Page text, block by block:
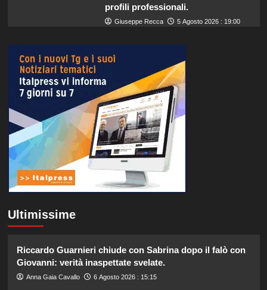
profili professionali.
Giuseppe Recca 5 Agosto 2026 : 19:00
Ultimissime
Riccardo Guarnieri chiude con Sabrina dopo il falò con
Giovanni: verità inaspettate svelate.
Anna Gaia Cavallo 6 Agosto 2026 : 15:15